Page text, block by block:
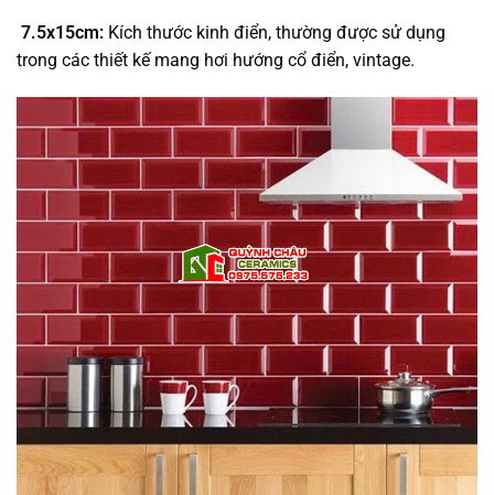
7.5x15cm: Kích thước kinh điển, thường được sử dụng
trong các thiết kế mang hơi hướng cổ điển, vintage.